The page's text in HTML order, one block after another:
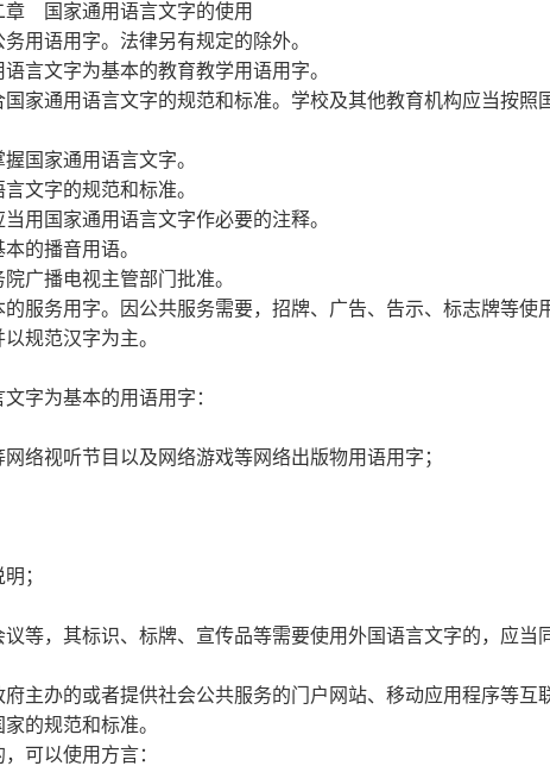
章
国家通用语言文字的使用
用语用字。法律另有规定的除外。
言文字为基本的教育教学用语用字。
通用语言文字的规范和标准。学校及其他教育机构应当按照
国家通用语言文字。
文字的规范和标准。
国家通用语言文字作必要的注释。
的播音用语。
广播电视主管部门批准。
服务用字。因公共服务需要，招牌、广告、告示、标志牌等使
规范汉字为主。
字为基本的用语用字：
视听节目以及网络游戏等网络出版物用语用字；
；
等，其标识、标牌、宣传品等需要使用外国语言文字的，应当
主办的或者提供社会公共服务的门户网站、移动应用程序等互
的规范和标准。
可以使用方言：